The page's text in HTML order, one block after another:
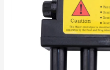
elektrolýzu